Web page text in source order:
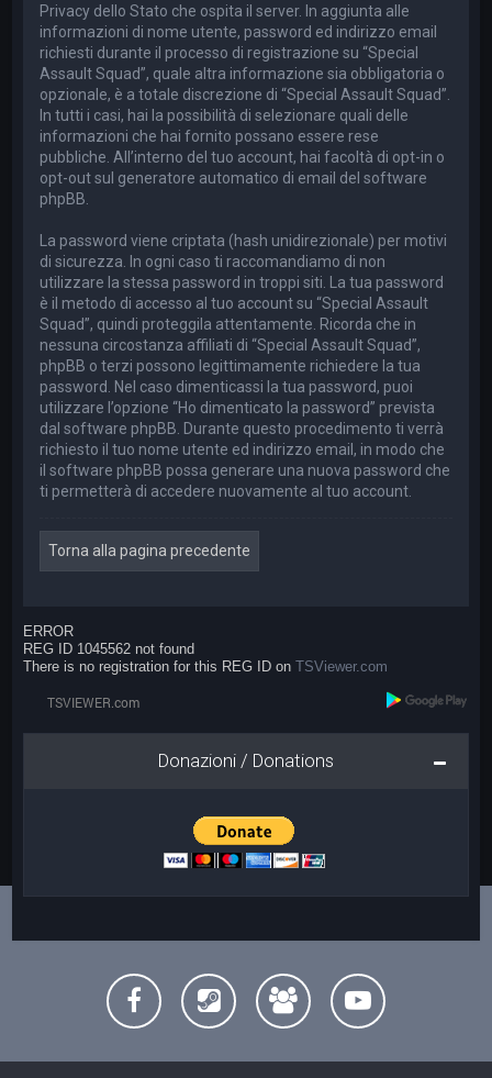
Privacy dello Stato che ospita il server. In aggiunta alle
informazioni di nome utente, password ed indirizzo email
richiesti durante il processo di registrazione su “Special
Assault Squad”, quale altra informazione sia obbligatoria o
opzionale, è a totale discrezione di “Special Assault Squad”.
In tutti i casi, hai la possibilità di selezionare quali delle
informazioni che hai fornito possano essere rese
pubbliche. All’interno del tuo account, hai facoltà di opt-in o
opt-out sul generatore automatico di email del software
phpBB.
La password viene criptata (hash unidirezionale) per motivi
di sicurezza. In ogni caso ti raccomandiamo di non
utilizzare la stessa password in troppi siti. La tua password
è il metodo di accesso al tuo account su “Special Assault
Squad”, quindi proteggila attentamente. Ricorda che in
nessuna circostanza affiliati di “Special Assault Squad”,
phpBB o terzi possono legittimamente richiedere la tua
password. Nel caso dimenticassi la tua password, puoi
utilizzare l’opzione “Ho dimenticato la password” prevista
dal software phpBB. Durante questo procedimento ti verrà
richiesto il tuo nome utente ed indirizzo email, in modo che
il software phpBB possa generare una nuova password che
ti permetterà di accedere nuovamente al tuo account.
Torna alla pagina precedente
ERROR
REG ID 1045562 not found
There is no registration for this REG ID onTSViewer.com
Donazioni / Donations